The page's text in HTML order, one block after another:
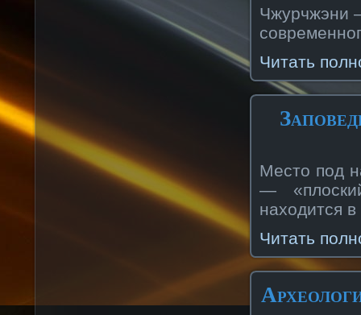
Чжурчжэни
Читать
Место под
—
находится
Читать